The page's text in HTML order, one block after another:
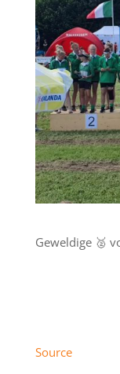
Geweldige 🥈
Source